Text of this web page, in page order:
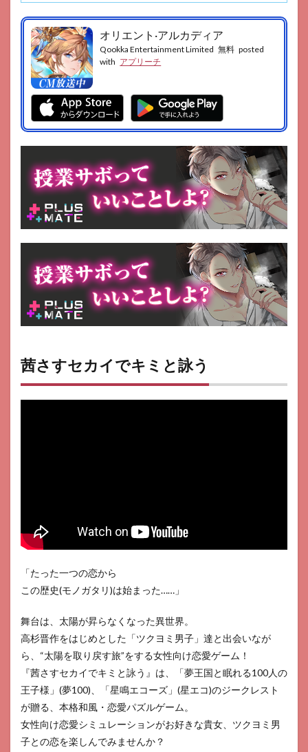
獅子
の如
く～
戦国
覇王
戦記
～
13
信長
20XX
14
の如
く～
国志
～
15
頂上
三国
志ブ
ラス
萌姫
たち
オリエント·アルカディア
Qookka Entertainment Limited 無料 posted
with アプリーチ
茜さすセカイでキミと詠う
「たった一つの恋から
この歴史(モノガタリ)は始まった……」
舞台は、太陽が昇らなくなった異世界。
高杉晋作をはじめとした「ツクヨミ男子」達と出会いなが
ら、“太陽を取り戻す旅”をする女性向け恋愛ゲーム！
『茜さすセカイでキミと詠う』は、「夢王国と眠れる100人の
王子様」(夢100)、「星鳴エコーズ」(星エコ)のジークレスト
が贈る、本格和風・恋愛パズルゲーム。
女性向け恋愛シミュレーションがお好きな貴女、ツクヨミ男
子との恋を楽しんでみませんか？